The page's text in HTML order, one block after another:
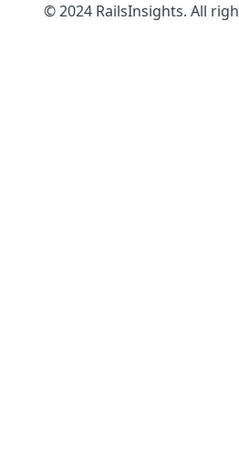
© 2024 RailsInsights. All